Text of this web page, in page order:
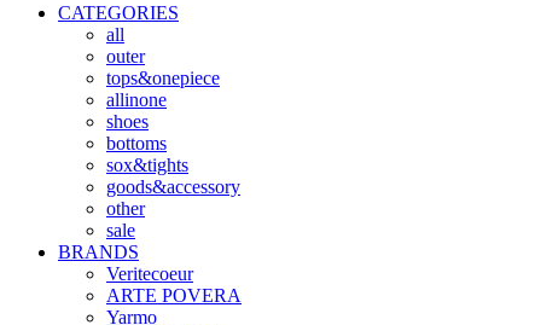
CATEGORIES
all
outer
tops&onepiece
allinone
shoes
bottoms
sox&tights
goods&accessory
other
sale
BRANDS
Veritecoeur
ARTE POVERA
Yarmo